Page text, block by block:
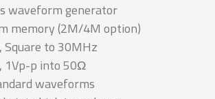
waveform generator
memory (2M/4M option)
to 30MHz
1Vp-p into 50Ω
waveforms